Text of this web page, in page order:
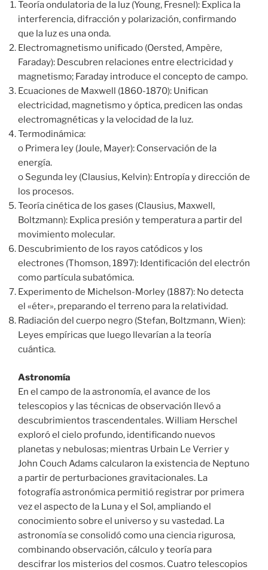
Teoría ondulatoria de la luz (Young, Fresnel): Explica la
interferencia, difracción y polarización, confirmando
que la luz es una onda.
Electromagnetismo unificado (Oersted, Ampère,
Faraday): Descubren relaciones entre electricidad y
magnetismo; Faraday introduce el concepto de campo.
Ecuaciones de Maxwell (1860-1870): Unifican
electricidad, magnetismo y óptica, predicen las ondas
electromagnéticas y la velocidad de la luz.
Termodinámica:
o Primera ley (Joule, Mayer): Conservación de la
energía.
o Segunda ley (Clausius, Kelvin): Entropía y dirección de
los procesos.
Teoría cinética de los gases (Clausius, Maxwell,
Boltzmann): Explica presión y temperatura a partir del
movimiento molecular.
Descubrimiento de los rayos catódicos y los
electrones (Thomson, 1897): Identificación del electrón
como partícula subatómica.
Experimento de Michelson-Morley (1887): No detecta
el «éter», preparando el terreno para la relatividad.
Radiación del cuerpo negro (Stefan, Boltzmann, Wien):
Leyes empíricas que luego llevarían a la teoría
cuántica.
Astronomía
En el campo de la astronomía, el avance de los
telescopios y las técnicas de observación llevó a
descubrimientos trascendentales. William Herschel
exploró el cielo profundo, identificando nuevos
planetas y nebulosas; mientras Urbain Le Verrier y
John Couch Adams calcularon la existencia de Neptuno
a partir de perturbaciones gravitacionales. La
fotografía astronómica permitió registrar por primera
vez el aspecto de la Luna y el Sol, ampliando el
conocimiento sobre el universo y su vastedad. La
astronomía se consolidó como una ciencia rigurosa,
combinando observación, cálculo y teoría para
descifrar los misterios del cosmos. Cuatro telescopios